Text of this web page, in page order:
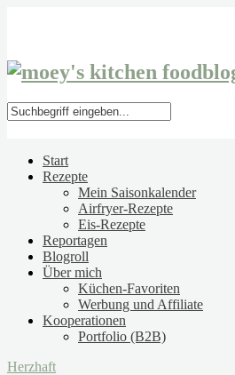
Start
Rezepte
Mein Saisonkalender
Airfryer-Rezepte
Eis-Rezepte
Reportagen
Blogroll
Über mich
Küchen-Favoriten
Werbung und Affiliate
Kooperationen
Portfolio (B2B)
Herzhaft